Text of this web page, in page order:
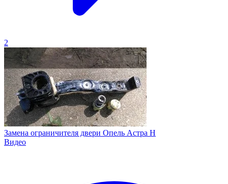
2
Замена ограничителя двери Опель Астра H
Видео